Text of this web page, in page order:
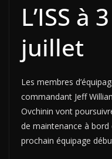
L’ISS à
juillet
Les membres
commandant Jeff
Ovchinin vont
de maintenance à bord
prochain équipage